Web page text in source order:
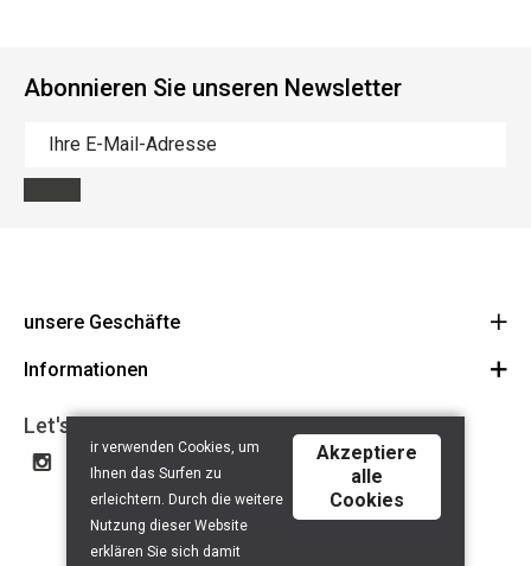
Abonnieren Sie unseren Newsletter
unsere Geschäfte
Cycles Arnold Kontz Gare / Bonnevoie
+352 40 96 74 214 / +352 40 96 74 215
LU 24502609
Informationen
Allgemeine Geschäftsbedingungen
Haftungsausschluss
Datenschutzerklärung
Let's get social
ir verwenden Cookies, um
Ihnen das Surfen zu
erleichtern. Durch die weitere
Nutzung dieser Website
erklären Sie sich damit
Akzeptiere
alle
Cookies